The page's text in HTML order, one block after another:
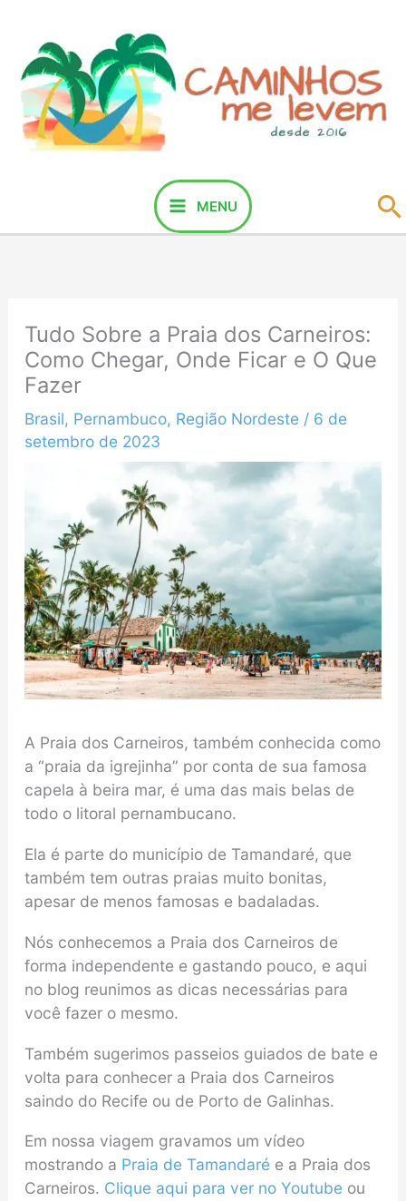
conteúdo
MENU
Tudo Sobre a Praia dos Carneiros:
Como Chegar, Onde Ficar e O Que
Fazer
Brasil, Pernambuco, Região Nordeste/ 6 de
setembro de 2023
A Praia dos Carneiros, também conhecida como
a “praia da igrejinha” por conta de sua famosa
capela à beira mar, é uma das mais belas de
todo o litoral pernambucano.
Ela é parte do município de Tamandaré, que
também tem outras praias muito bonitas,
apesar de menos famosas e badaladas.
Nós conhecemos a Praia dos Carneiros de
forma independente e gastando pouco, e aqui
no blog reunimos as dicas necessárias para
você fazer o mesmo.
Também sugerimos passeios guiados de bate e
volta para conhecer a Praia dos Carneiros
saindo do Recife ou de Porto de Galinhas.
Em nossa viagem gravamos um vídeo
mostrando a Praia de Tamandaré e a Praia dos
Carneiros. Clique aqui para ver no Youtubeou